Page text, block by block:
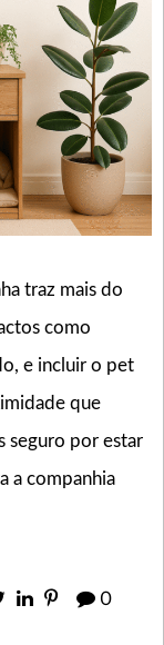
traz mais do
como
e incluir o pet
que
seguro por estar
a companhia
0